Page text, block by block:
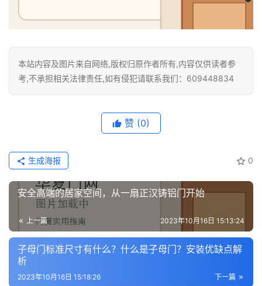
本站内容及图片来自网络,版权归原作者所有,内容仅供读者参
考,不承担相关法律责任,如有侵犯请联系我们：609448834
赞 (0)
0
生成海报
安全高端的居家空间，从一扇正汉铸铝门开始
上一篇 2023年10月16日 15:13:24
子母门标准尺寸有什么？什么是子母门？安装优缺点解
析
下一篇
2023年10月16日 15:18:26